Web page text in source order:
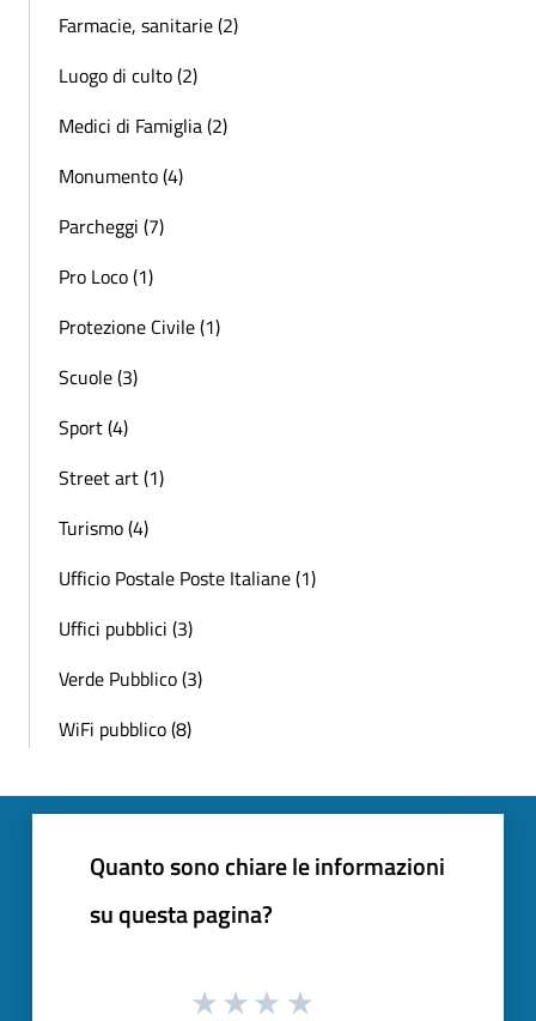
Farmacie, sanitarie (2)
Luogo di culto (2)
Medici di Famiglia (2)
Monumento (4)
Parcheggi (7)
Pro Loco (1)
Protezione Civile (1)
Scuole (3)
Sport (4)
Street art (1)
Turismo (4)
Ufficio Postale Poste Italiane (1)
Uffici pubblici (3)
Verde Pubblico (3)
WiFi pubblico (8)
Quanto sono chiare le informazioni
su questa pagina?